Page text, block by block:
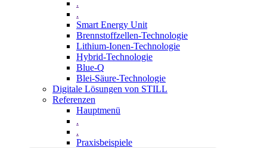
.
.
Smart Energy Unit
Brennstoffzellen-Technologie
Lithium-Ionen-Technologie
Hybrid-Technologie
Blue-Q
Blei-Säure-Technologie
Digitale Lösungen von STILL
Referenzen
Hauptmenü
.
.
Praxisbeispiele